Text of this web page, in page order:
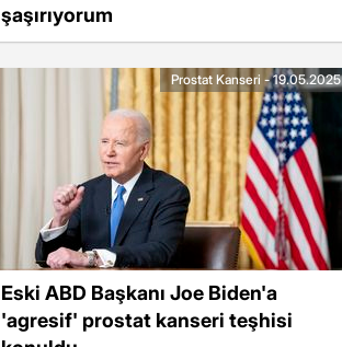
şaşırıyorum
Eski ABD Başkanı Joe Biden'a
'agresif' prostat kanseri teşhisi
Prostat Kanseri - 19.05.2025